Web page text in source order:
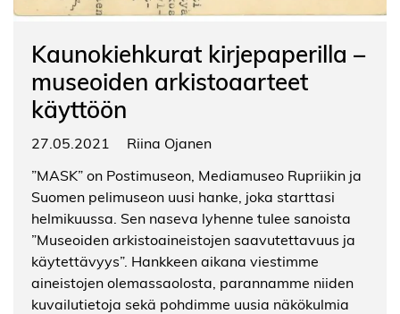
Kaunokiehkurat kirjepaperilla –
museoiden arkistoaarteet
käyttöön
27.05.2021
Riina Ojanen
”MASK” on Postimuseon, Mediamuseo Rupriikin ja
Suomen pelimuseon uusi hanke, joka starttasi
helmikuussa. Sen naseva lyhenne tulee sanoista
”Museoiden arkistoaineistojen saavutettavuus ja
käytettävyys”. Hankkeen aikana viestimme
aineistojen olemassaolosta, parannamme niiden
kuvailutietoja sekä pohdimme uusia näkökulmia